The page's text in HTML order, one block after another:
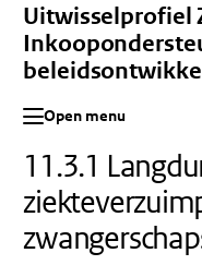
Uitwisselprofiel
Open menu
11.3.1